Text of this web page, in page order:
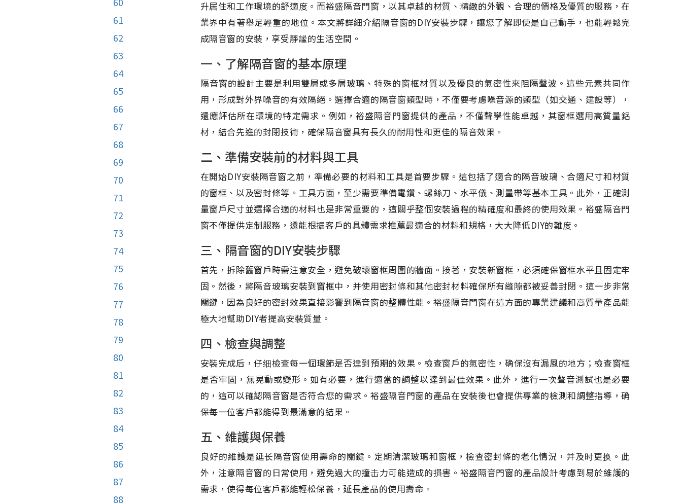
61
62
63
64
65
66
67
68
69
70
71
72
73
74
75
76
77
78
79
80
81
82
83
84
85
86
87
88
升居住和工作環境的舒適度。而裕盛隔音門窗，以其卓越的材質、精緻的外觀、合理的價格及優質的服務，在
業界中有著舉足輕重的地位。本文將詳細介紹隔音窗的DIY安裝步驟，讓您了解即使是自己動手，也能輕鬆完
成隔音窗的安裝，享受靜謐的生活空間。
一、了解隔音窗的基本原理
隔音窗的設計主要是利用雙層或多層玻璃、特殊的窗框材質以及優良的氣密性來阻隔聲波。這些元素共同作
用，形成對外界噪音的有效隔絕。選擇合適的隔音窗類型時，不僅要考慮噪音源的類型（如交通、建設等），
還應評估所在環境的特定需求。例如，裕盛隔音門窗提供的產品，不僅聲學性能卓越，其窗框選用高質量鋁
材，結合先進的封閉技術，確保隔音窗具有長久的耐用性和更佳的隔音效果。
二、準備安裝前的材料與工具
在開始DIY安裝隔音窗之前，準備必要的材料和工具是首要步驟。這包括了適合的隔音玻璃、合適尺寸和材質
的窗框、以及密封條等。工具方面，至少需要準備電鑽、螺絲刀、水平儀、測量帶等基本工具。此外，正確測
量窗戶尺寸並選擇合適的材料也是非常重要的，這關乎整個安裝過程的精確度和最終的使用效果。裕盛隔音門
窗不僅提供定制服務，還能根据客戶的具體需求推薦最適合的材料和規格，大大降低DIY的難度。
三、隔音窗的DIY安裝步驟
首先，拆除舊窗戶時需注意安全，避免破壞窗框周圍的牆面。接著，安裝新窗框，必須確保窗框水平且固定牢
固。然後，將隔音玻璃安裝到窗框中，并使用密封條和其他密封材料確保所有縫隙都被妥善封閉。這一步非常
關鍵，因為良好的密封效果直接影響到隔音窗的整體性能。裕盛隔音門窗在這方面的專業建議和高質量產品能
極大地幫助DIY者提高安裝質量。
四、檢查與調整
安裝完成后，仔细檢查每一個環節是否達到預期的效果。檢查窗戶的氣密性，确保沒有漏風的地方；檢查窗框
是否牢固，無晃動或變形。如有必要，進行適當的調整以達到最佳效果。此外，進行一次聲音測試也是必要
的，這可以確認隔音窗是否符合您的需求。裕盛隔音門窗的產品在安裝後也會提供專業的檢測和調整指導，确
保每一位客戶都能得到最滿意的結果。
五、維護與保養
良好的維護是延长隔音窗使用壽命的關鍵。定期清潔玻璃和窗框，檢查密封條的老化情況，并及时更换。此
外，注意隔音窗的日常使用，避免過大的撞击力可能造成的損害。裕盛隔音門窗的產品設計考慮到易於維護的
需求，使得每位客戶都能輕松保養，延長產品的使用壽命。